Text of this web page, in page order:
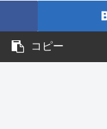
コピー